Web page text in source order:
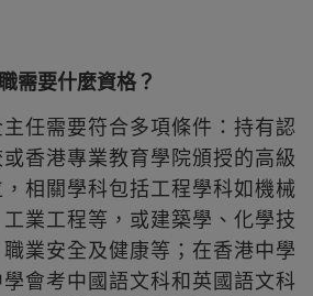
需要什麼資格？
任需要符合多項條件：持有認
香港專業教育學院頒授的高級
相關學科包括工程學科如機械
業工程等，或建築學、化學技
業安全及健康等；在香港中學
會考中國語文科和英國語文科